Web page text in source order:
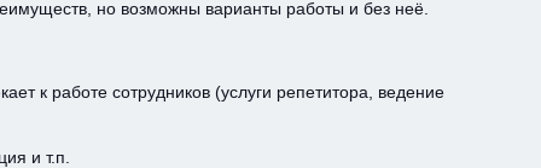
но возможны варианты работы и без неё.
к работе сотрудников (услуги репетитора, ведение
и т.п.